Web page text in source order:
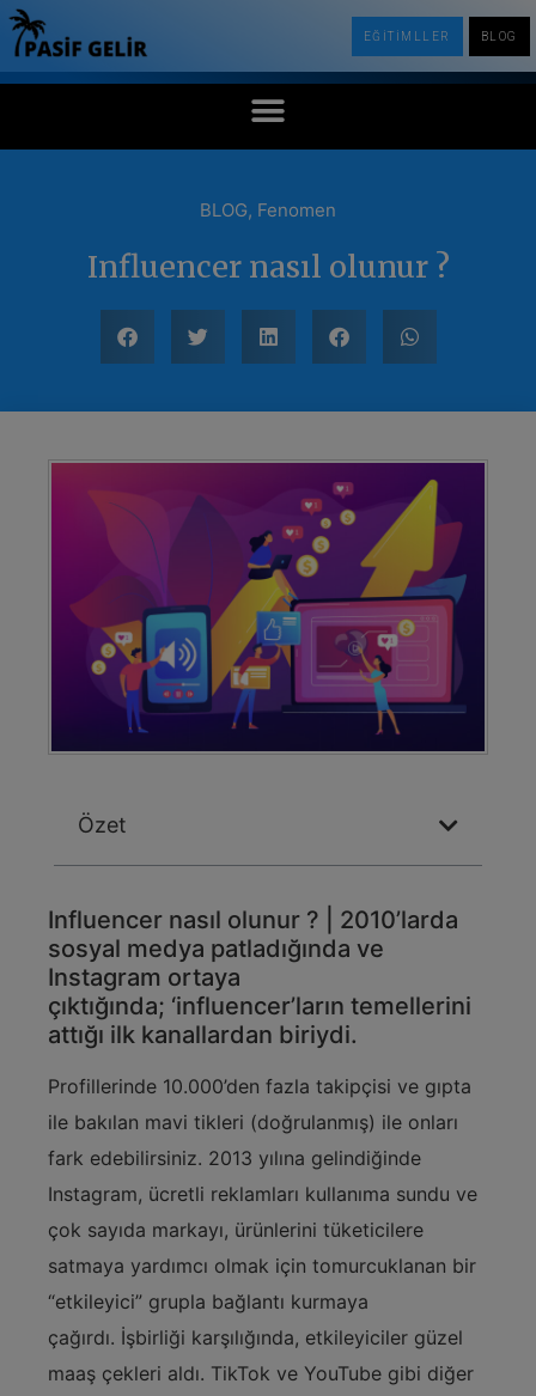
EĞİTİMLLER BLOG
BLOG, Fenomen
Influencer nasıl olunur ?
Özet
Influencer nasıl olunur ? | 2010’larda
sosyal medya patladığında ve
Instagram ortaya
çıktığında; ‘influencer’ların temellerini
attığı ilk kanallardan biriydi.
Profillerinde 10.000’den fazla takipçisi ve gıpta
ile bakılan mavi tikleri (doğrulanmış) ile onları
fark edebilirsiniz. 2013 yılına gelindiğinde
Instagram, ücretli reklamları kullanıma sundu ve
çok sayıda markayı, ürünlerini tüketicilere
satmaya yardımcı olmak için tomurcuklanan bir
“etkileyici” grupla bağlantı kurmaya
çağırdı. İşbirliği karşılığında, etkileyiciler güzel
maaş çekleri aldı. TikTok ve YouTube gibi diğer